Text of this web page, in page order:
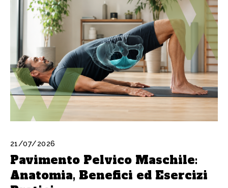
21/07/2026
Pavimento Pelvico Maschile:
Anatomia, Benefici ed Esercizi